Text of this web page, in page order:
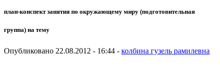
план-конспект занятия по окружающему миру (подготовительная
группа) на тему
Опубликовано 22.08.2012 - 16:44 - колбина гузель рамилевна